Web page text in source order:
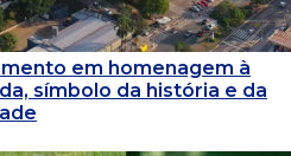
em homenagem à
símbolo da história e da